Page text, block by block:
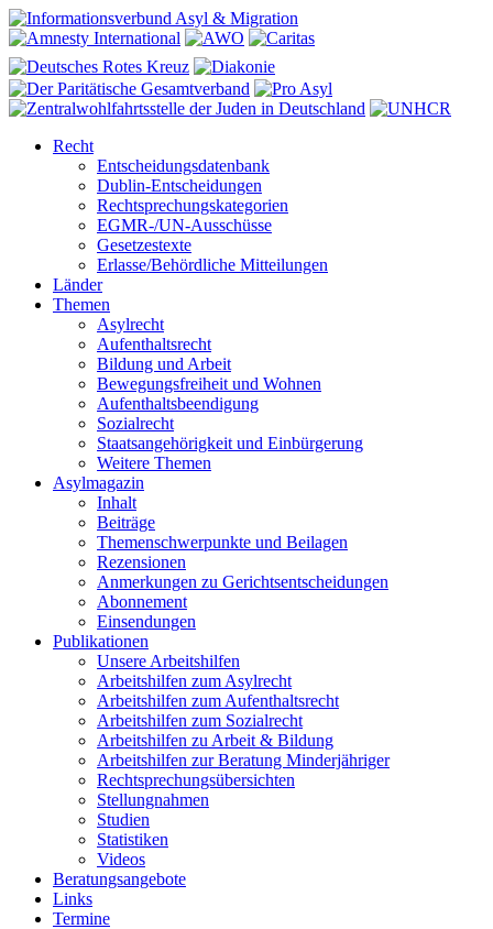
Recht
Entscheidungsdatenbank
Dublin-Entscheidungen
Rechtsprechungskategorien
EGMR-/UN-Ausschüsse
Gesetzestexte
Erlasse/Behördliche Mitteilungen
Länder
Themen
Asylrecht
Aufenthaltsrecht
Bildung und Arbeit
Bewegungsfreiheit und Wohnen
Aufenthaltsbeendigung
Sozialrecht
Staatsangehörigkeit und Einbürgerung
Weitere Themen
Asylmagazin
Inhalt
Beiträge
Themenschwerpunkte und Beilagen
Rezensionen
Anmerkungen zu Gerichtsentscheidungen
Abonnement
Einsendungen
Publikationen
Unsere Arbeitshilfen
Arbeitshilfen zum Asylrecht
Arbeitshilfen zum Aufenthaltsrecht
Arbeitshilfen zum Sozialrecht
Arbeitshilfen zu Arbeit & Bildung
Arbeitshilfen zur Beratung Minderjähriger
Rechtsprechungsübersichten
Stellungnahmen
Studien
Statistiken
Videos
Beratungsangebote
Links
Termine